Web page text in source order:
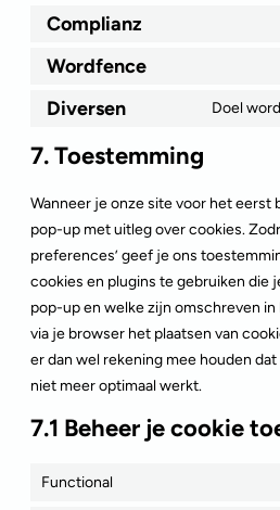
Complianz
Wordfence
Diversen Doel
7. Toestemming
Wanneer je onze site voor het eerst
pop-up met uitleg over cookies.
preferences’ geef je ons
cookies en plugins te gebruiken die
pop-up en welke zijn omschreven
via je browser het plaatsen van
er dan wel rekening mee houden
niet meer optimaal werkt.
7.1 Beheer je cookie
Functional